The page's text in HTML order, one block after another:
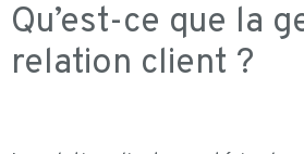
Qu’est-ce que la
relation client ?